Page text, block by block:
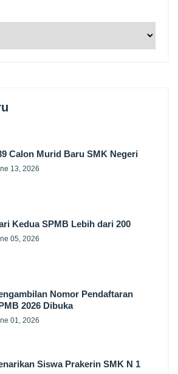
Calon Murid Baru SMK Negeri
13, 2026
Kedua SPMB Lebih dari 200
05, 2026
Nomor Pendaftaran
2026 Dibuka
01, 2026
Siswa Prakerin SMK N 1